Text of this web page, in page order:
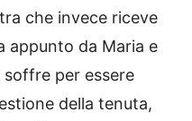
che invece riceve
appunto da Maria e
soffre per essere
della tenuta,